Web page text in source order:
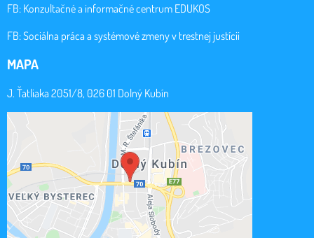
FB: Konzultačné a informačné centrum EDUKOS
FB:Sociálna práca a systémové zmeny v trestnej justícii
MAPA
J. Ťatliaka 2051/8, 026 01 Dolný Kubín